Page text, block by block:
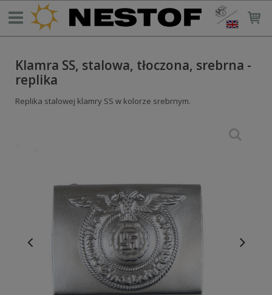
Klamra SS, stalowa, tłoczona, srebrna -
replika
Replika stalowej klamry SS w kolorze srebrnym.